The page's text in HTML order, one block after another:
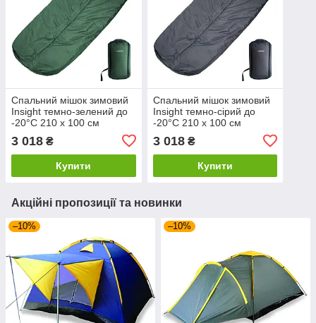
Спальний мішок зимовий
Insight темно-зелений до
-20°C 210 х 100 см
3 018 ₴
Купити
Спальний мішок зимовий
Insight темно-сірий до
-20°C 210 х 100 см
3 018₴
Купити
Акційні пропозиції та новинки
–10% –10%